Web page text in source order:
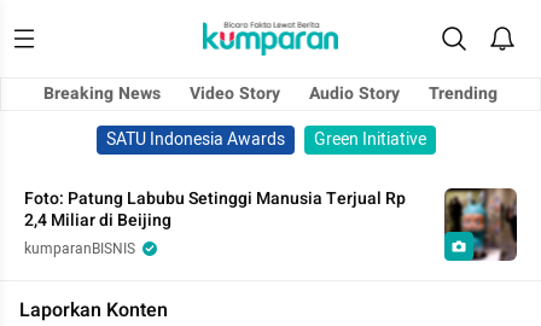
Breaking News Video Story Audio Story
Trending
SATU Indonesia Awards
Green Initiative
Foto: Patung Labubu Setinggi Manusia Terjual Rp
2,4 Miliar di Beijing
kumparanBISNIS
Laporkan Konten